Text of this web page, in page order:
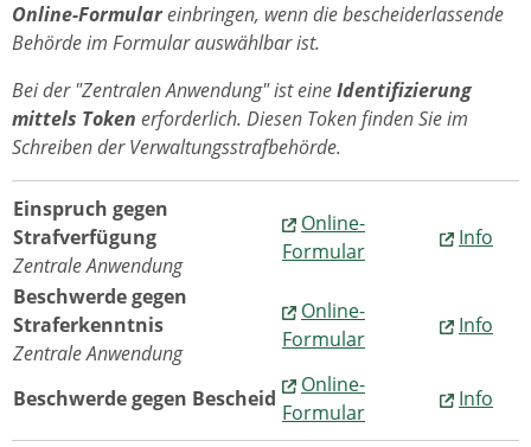
Online-Formulareinbringen, wenn die bescheiderlassende
Behörde im Formular auswählbar ist.
Bei der "Zentralen Anwendung" ist eineIdentifizierung
mittels Token erforderlich. Diesen Token finden Sie im
Schreiben der Verwaltungsstrafbehörde.
Einspruch gegen
Strafverfügung
Zentrale Anwendung
Online-
Formular
Info
Beschwerde gegen
Straferkenntnis
Zentrale Anwendung
Online-
Formular
Info
Beschwerde gegen Bescheid
Online-
Formular
Info